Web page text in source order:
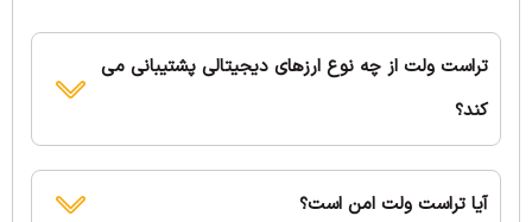
تراست ولت از چه نوع ارزهای دیجیتالی پشتیبانی می
کند؟
آیا تراست ولت امن است؟